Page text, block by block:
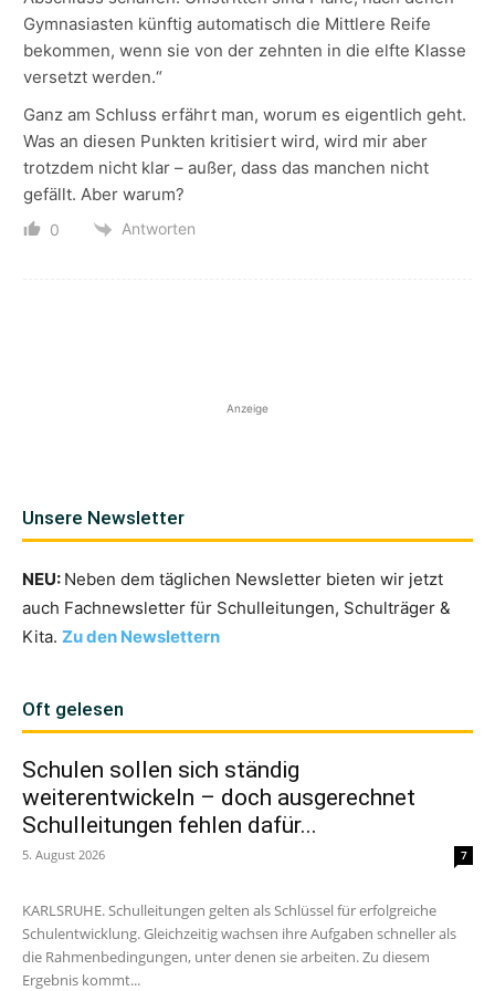
Gymnasiasten künftig automatisch die Mittlere Reife
bekommen, wenn sie von der zehnten in die elfte Klasse
versetzt werden.“
Ganz am Schluss erfährt man, worum es eigentlich geht.
Was an diesen Punkten kritisiert wird, wird mir aber
trotzdem nicht klar – außer, dass das manchen nicht
gefällt. Aber warum?
0 Antworten
Anzeige
Unsere Newsletter
NEU: Neben dem täglichen Newsletter bieten wir jetzt
auch Fachnewsletter für Schulleitungen, Schulträger &
Kita. Zu den Newslettern
Oft gelesen
Schulen sollen sich ständig
weiterentwickeln – doch ausgerechnet
Schulleitungen fehlen dafür...
5. August 2026 7
KARLSRUHE. Schulleitungen gelten als Schlüssel für erfolgreiche
Schulentwicklung. Gleichzeitig wachsen ihre Aufgaben schneller als
die Rahmenbedingungen, unter denen sie arbeiten. Zu diesem
Ergebnis kommt...